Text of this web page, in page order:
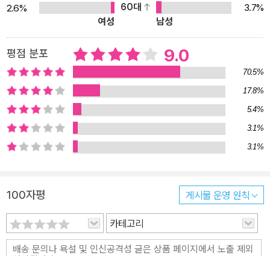
로 두 손가락이 잘려 봉합수술을 받은 것. 곧장 병원을 찾은 경하에게
인선은 갑작스레 그날 안에 제주 집에 가 혼자 남은 새를 구해달라고
서둘러 제주로 향한다. 그러나 제주는 때마침 온통 폭설과 강풍에 휩
싸여 한 치 앞을 분간할 수 없다. 엎친 데 덮친 격으로 발작적으로 찾
아오는 고질적인 두통에 시달리며, 경하는 가까스로 마지막 버스를
타고 인선의 마을로 향한다. 그러나 정류장에서도 한참 떨어진 곳에
있는 인선의 집까지 눈길을 헤치고 산을 오르던 길에서 폭설과 어둠
에 갇혀 길을 잃는다. 눈은 거의 언제나 비현실적으로 느껴진다. 그 속
하게 구별된다. 어떤 사실들은 무섭도록 분명해진다.(44~45쪽) 심
장이 다시 뛸 거지. 그렇지, 이 물을 마실 거지. 천신만고 끝에 도착한
인선의 집에서, 경하는 칠십 년 전 제주에서 벌어진 민간인 학살과 얽
힌 인선의 가족사를 마주하게 된다. 온 가족을 잃고 슬퍼할 겨를도 없
2.6%
60대
3.7%
여성
남성
평점 분포 9.0
70.5%
17.8%
5.4%
3.1%
3.1%
100자평 게시물 운영 원칙
카테고리